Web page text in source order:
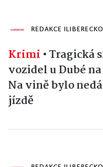
REDAKCE ILIBERECKO
Krimi •Tragická
vozidel u Dubé
Na vině bylo
jízdě